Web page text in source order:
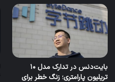
بایت‌دنس در تدارک مدل ۱۰
تریلیون پارامتری؛ زنگ خطر برای